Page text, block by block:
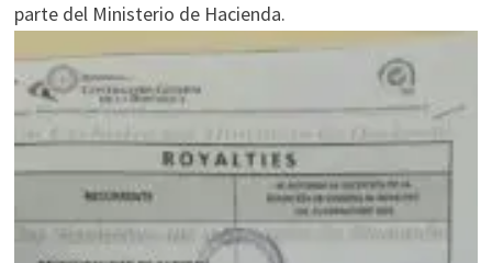
parte del Ministerio de Hacienda.